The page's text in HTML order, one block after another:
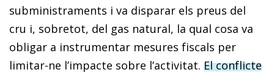
subministraments i va disparar els preus del
cru i, sobretot, del gas natural, la qual cosa va
obligar a instrumentar mesures fiscals per
limitar-ne l’impacte sobre l’activitat. El conflicte